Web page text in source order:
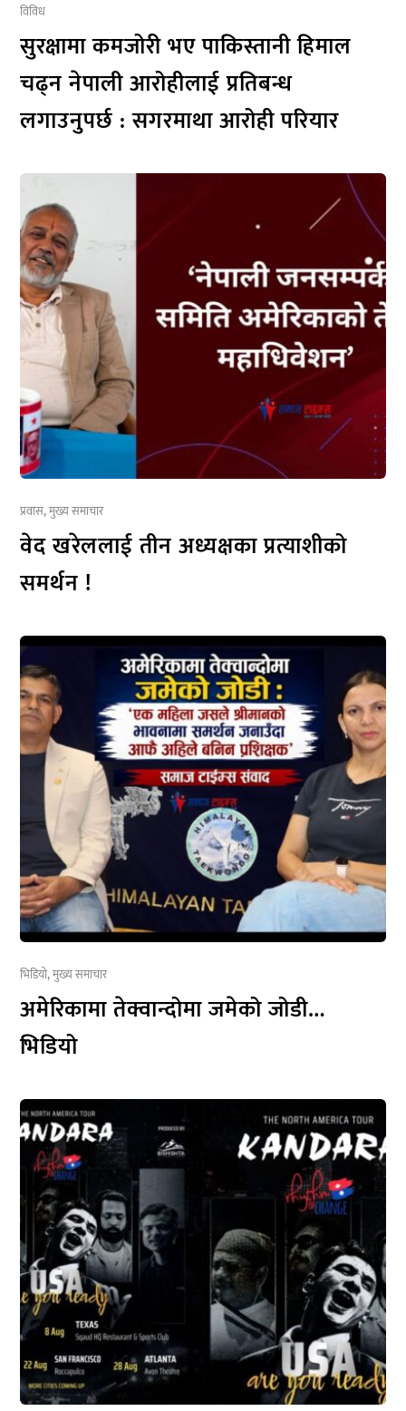
विविध
सुरक्षामा कमजोरी भए पाकिस्तानी हिमाल
चढ्न नेपाली आरोहीलाई प्रतिबन्ध
लगाउनुपर्छ : सगरमाथा आरोही परियार
प्रवास,मुख्य समाचार
वेद खरेललाई तीन अध्यक्षका प्रत्याशीको
समर्थन !
भिडियो,मुख्य समाचार
अमेरिकामा तेक्वान्दोमा जमेको जोडी…
भिडियो